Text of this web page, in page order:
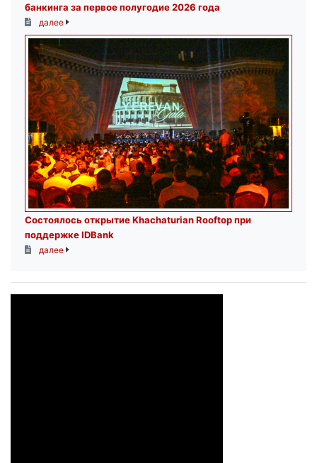
банкинга за первое полугодие 2026 года
далее
Состоялось открытие Khachaturian Rooftop при
поддержке IDBank
далее